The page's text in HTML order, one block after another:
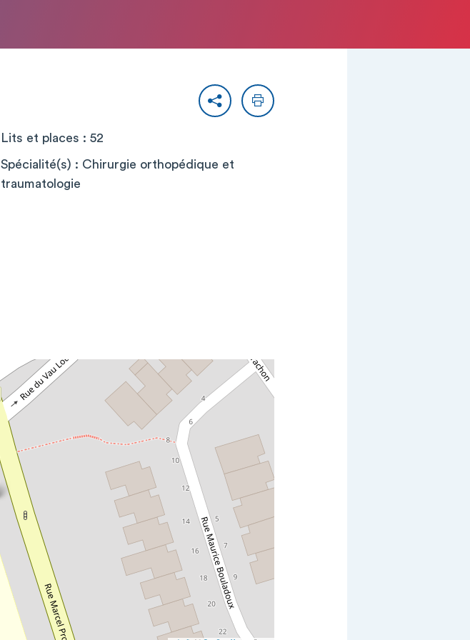
PartagerImprimer
Lits et places : 52
Spécialité(s) : Chirurgie orthopédique et
traumatologie